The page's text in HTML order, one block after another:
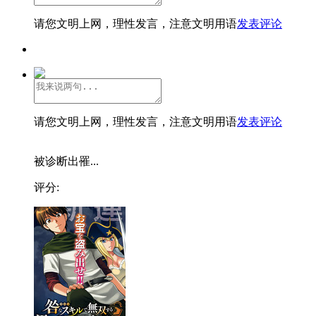
请您文明上网，理性发言，注意文明用语发表评论
请您文明上网，理性发言，注意文明用语发表评论
被诊断出罹...
评分: